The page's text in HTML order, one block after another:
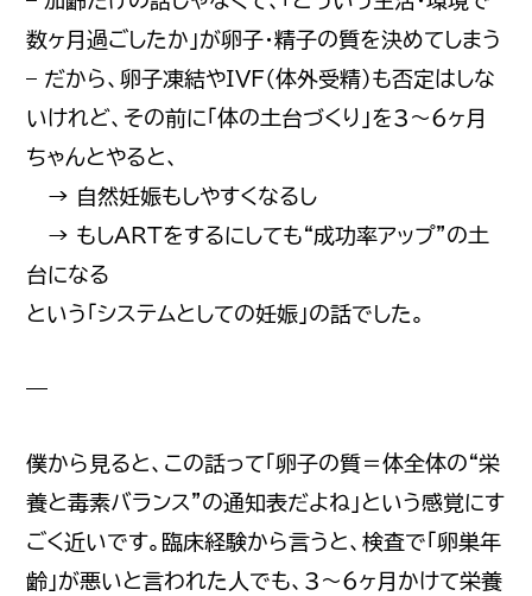
数ヶ月過ごしたか」が卵子・精子の質を決めてしまう
– だから、卵子凍結やIVF（体外受精）も否定はしな
いけれど、その前に「体の土台づくり」を3〜6ヶ月
ちゃんとやると、
→ 自然妊娠もしやすくなるし
→ もしARTをするにしても“成功率アップ”の土
台になる
という「システムとしての妊娠」の話でした。
—
僕から見ると、この話って「卵子の質＝体全体の“栄
養と毒素バランス”の通知表だよね」という感覚にす
ごく近いです。臨床経験から言うと、検査で「卵巣年
齢」が悪いと言われた人でも、3〜6ヶ月かけて栄養